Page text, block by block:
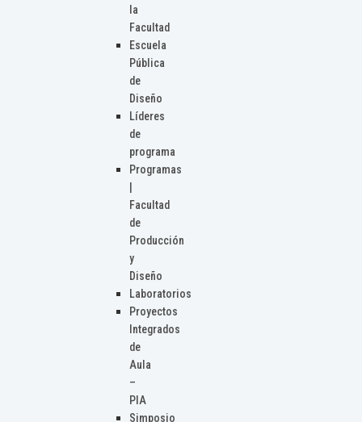
la
Facultad
Escuela
Pública
de
Diseño
Líderes
de
programa
Programas
Facultad
de
Producción
y
Diseño
Laboratorios
Proyectos
Integrados
de
Aula
–
PIA
Simposio